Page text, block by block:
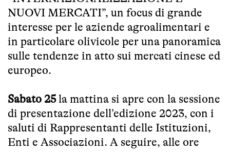
NUOVI MERCATI”, un focus di grande
interesse per le aziende agroalimentari e
in particolare olivicole per una panoramica
sulle tendenze in atto sui mercati cinese ed
europeo.
Sabato 25la mattina si apre con la sessione
di presentazione dell’edizione 2023, con i
saluti di Rappresentanti delle Istituzioni,
Enti e Associazioni. A seguire, alle ore